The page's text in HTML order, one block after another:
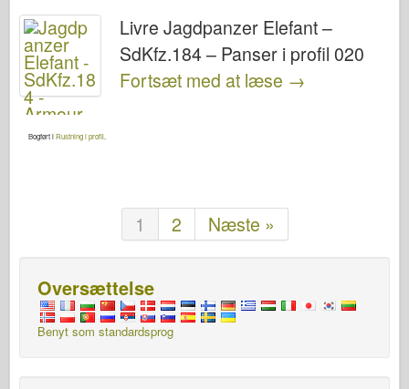
Livre Jagdpanzer Elefant –
SdKfz.184 – Panser i profil 020
Fortsæt med at læse →
Bogført iRustning i profil
1 2 Næste »
Oversættelse
Benyt som standardsprog